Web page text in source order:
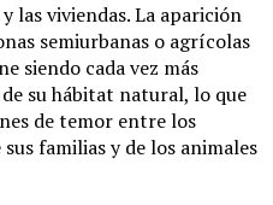
las viviendas. La aparición
semiurbanas o agrícolas
siendo cada vez más
su hábitat natural, lo que
de temor entre los
familias y de los animales